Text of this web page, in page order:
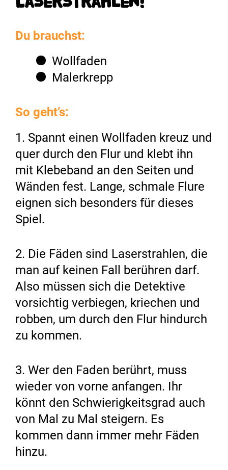
Du brauchst:
Wollfaden
Malerkrepp
So geht’s:
1. Spannt einen Wollfaden kreuz und
quer durch den Flur und klebt ihn
mit Klebeband an den Seiten und
Wänden fest. Lange, schmale Flure
eignen sich besonders für dieses
Spiel.
2. Die Fäden sind Laserstrahlen, die
man auf keinen Fall berühren darf.
Also müssen sich die Detektive
vorsichtig verbiegen, kriechen und
robben, um durch den Flur hindurch
zu kommen.
3. Wer den Faden berührt, muss
wieder von vorne anfangen. Ihr
könnt den Schwierigkeitsgrad auch
von Mal zu Mal steigern. Es
kommen dann immer mehr Fäden
hinzu.